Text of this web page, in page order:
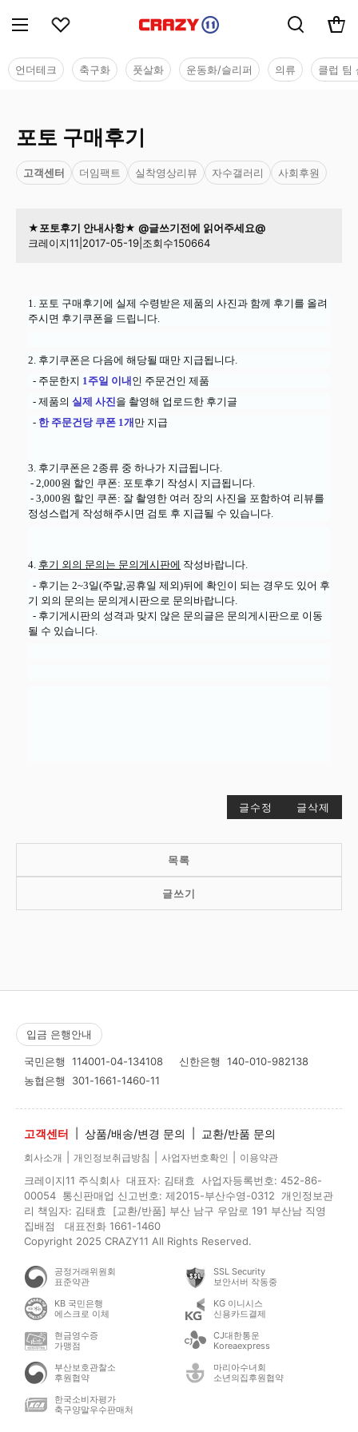
언더테크 축구화 풋살화 운동화/슬리퍼 의류 클럽 팀
포토 구매후기
고객센터 더임팩트 실착영상리뷰 자수갤러리 사회후원
★포토후기 안내사항★ @글쓰기전에 읽어주세요@
크레이지11 2017-05-19 조회수150664
1. 포토 구매후기에 실제 수령받은 제품의 사진과 함께 후기를 올려
주시면 후기쿠폰을 드립니다.
2. 후기쿠폰은 다음에 해당될 때만 지급됩니다.
- 주문한지 1주일 이내 인 주문건인 제품
- 제품의 실제 사진을 촬영해 업로드한 후기글
- 한 주문건당 쿠폰 1개 만 지급
3. 후기쿠폰은 2종류 중 하나가 지급됩니다.
- 2,000원 할인 쿠폰: 포토후기 작성시 지급됩니다.
- 3,000원 할인 쿠폰: 잘 촬영한 여러 장의 사진을 포함하여 리뷰를
정성스럽게 작성해주시면 검토 후 지급될 수 있습니다.
4. 후기 외의 문의는 문의게시판에 작성바랍니다.
- 후기는 2~3일(주말,공휴일 제외)뒤에 확인이 되는 경우도 있어 후
기 외의 문의는 문의게시판으로 문의바랍니다.
- 후기게시판의 성격과 맞지 않은 문의글은 문의게시판으로 이동
될 수 있습니다.
글수정 글삭제
목록
글쓰기
입금 은행안내
국민은행 114001-04-134108 신한은행 140-010-982138
농협은행 301-1661-1460-11
고객센터 상품/배송/변경 문의 교환/반품 문의
회사소개 개인정보취급방침 사업자번호확인 이용약관
크레이지11 주식회사 대표자: 김태효 사업자등록번호: 452-86-
00054 통신판매업 신고번호: 제2015-부산수영-0312 개인정보관
리 책임자: 김태효 [교환/반품] 부산 남구 우암로 191 부산남 직영
집배점 대표전화 1661-1460
Copyright 2025 CRAZY11 All Rights Reserved.
공정거래위원회
표준약관
SSL Security
보안서버 작동중
KB 국민은행
에스크로 이체
KG 이니시스
신용카드결제
현금영수증
가맹점
CJ대한통운
Koreaexpress
부산보호관찰소
후원협약
마리아수녀회
소년의집후원협약
한국소비자평가
축구양말우수판매처